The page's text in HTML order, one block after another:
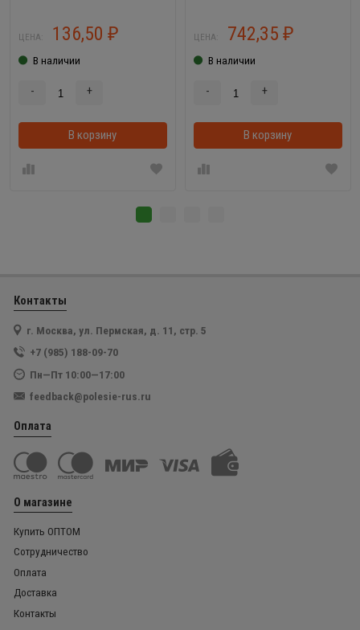
ЦЕНА: 136,50 ₽
В наличии
- +
В корзину В корзинке
ЦЕНА: 742,35 ₽
В наличии
- +
В корзину
Контакты
г. Москва, ул. Пермская, д. 11, стр. 5
+7 (985) 188-09-70
Пн—Пт 10:00—17:00
feedback@polesie-rus.ru
Оплата
О магазине
Купить ОПТОМ
Сотрудничество
Оплата
Доставка
Контакты